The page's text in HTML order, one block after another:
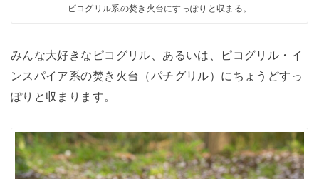
ピコグリル系の焚き火台にすっぽりと収まる。
みんな大好きなピコグリル、あるいは、ピコグリル・イ
ンスパイア系の焚き火台（パチグリル）にちょうどすっ
ぽりと収まります。